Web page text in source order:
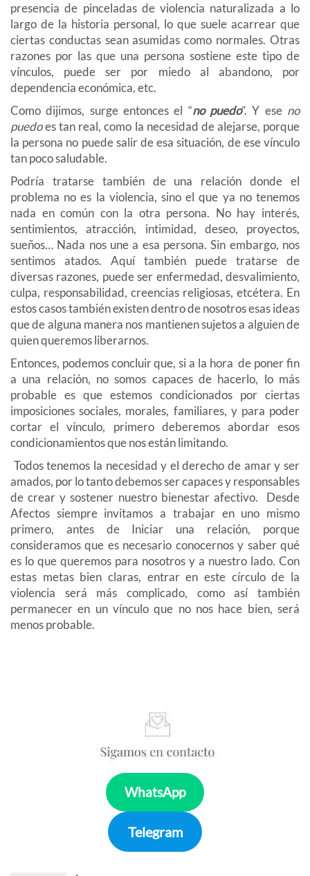
presencia de pinceladas de violencia naturalizada a lo
largo de la historia personal, lo que suele acarrear que
ciertas conductas sean asumidas como normales. Otras
razones por las que una persona sostiene este tipo de
vínculos, puede ser por miedo al abandono, por
dependencia económica, etc.
Como dijimos, surge entonces el “no puedo”. Y ese no
puedoes tan real, como la necesidad de alejarse, porque
la persona no puede salir de esa situación, de ese vínculo
tan poco saludable.
Podría tratarse también de una relación donde el
problema no es la violencia, sino el que ya no tenemos
nada en común con la otra persona. No hay interés,
sentimientos, atracción, intimidad, deseo, proyectos,
sueños… Nada nos une a esa persona. Sin embargo, nos
sentimos atados. Aquí también puede tratarse de
diversas razones, puede ser enfermedad, desvalimiento,
culpa, responsabilidad, creencias religiosas, etcétera. En
estos casos también existen dentro de nosotros esas ideas
que de alguna manera nos mantienen sujetos a alguien de
quien queremos liberarnos.
Entonces, podemos concluir que, si a la hora de poner fin
a una relación, no somos capaces de hacerlo, lo más
probable es que estemos condicionados por ciertas
imposiciones sociales, morales, familiares, y para poder
cortar el vínculo, primero deberemos abordar esos
condicionamientos que nos están limitando.
Todos tenemos la necesidad y el derecho de amar y ser
amados, por lo tanto debemos ser capaces y responsables
de crear y sostener nuestro bienestar afectivo. Desde
Afectos siempre invitamos a trabajar en uno mismo
primero, antes de Iniciar una relación, porque
consideramos que es necesario conocernos y saber qué
es lo que queremos para nosotros y a nuestro lado. Con
estas metas bien claras, entrar en este círculo de la
violencia será más complicado, como así también
permanecer en un vínculo que no nos hace bien, será
menos probable.
WhatsApp
Telegram